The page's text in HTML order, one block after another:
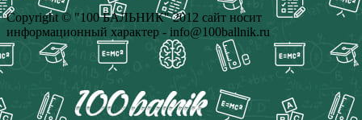
Copyright © "100 БАЛЬНИК" 2012 сайт носит
информационный характер - info@100ballnik.ru